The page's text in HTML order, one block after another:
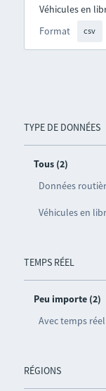
TYPE DE DONNÉES
Tous (2)
Données
Véhicules en
TEMPS RÉEL
Peu importe (2)
Avec temps réel
RÉGIONS
Format csv
Véhicules en